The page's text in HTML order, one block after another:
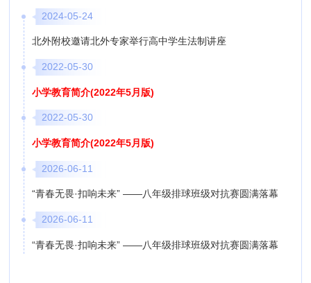
2024-05-24
北外附校邀请北外专家举行高中学生法制讲座
2022-05-30
小学教育简介(2022年5月版)
2022-05-30
小学教育简介(2022年5月版)
2026-06-11
“青春无畏·扣响未来” ——八年级排球班级对抗赛圆满落幕
2026-06-11
“青春无畏·扣响未来” ——八年级排球班级对抗赛圆满落幕